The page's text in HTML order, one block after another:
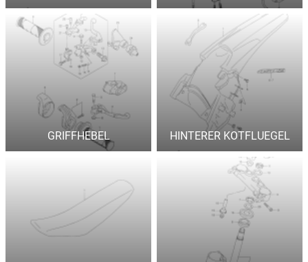
GRIFFHEBEL HINTERER KOTFLUEGEL